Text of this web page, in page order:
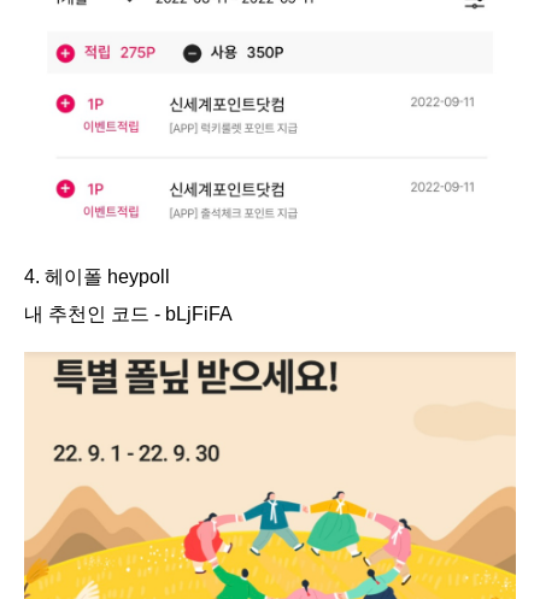
4. 헤이폴 heypoll
​내 추천인 코드 - bLjFiFA